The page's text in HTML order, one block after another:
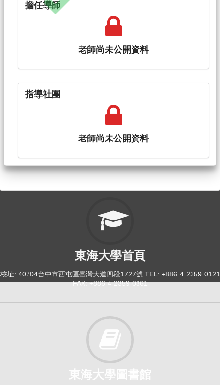
擔任導師
老師尚未公開資料
指導社團
老師尚未公開資料
東海大學首頁
校址: 40704台中市西屯區臺灣大道四段1727號 TEL: +886-4-2359-0121
FAX: +886-4-2359-0361
東海大學圖書館